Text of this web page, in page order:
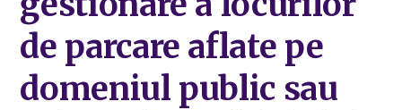
de parcare aflate pe
domeniul public sau